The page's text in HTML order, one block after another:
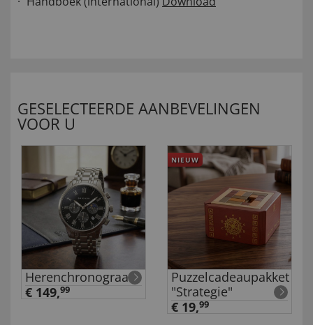
GESELECTEERDE AANBEVELINGEN
VOOR U
Herenchronograaf
€ 149,99
NIEUW
Puzzelcadeaupakket
"Strategie"
€ 19,99